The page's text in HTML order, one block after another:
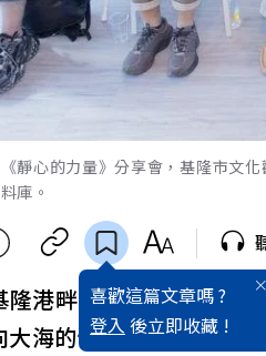
靜心的力量》分享會，基隆市文
庫。
喜歡這篇文章嗎 ?
登入 後立即收藏 !
隆港畔的基隆塔，以「
大海的臂膀，將城市與